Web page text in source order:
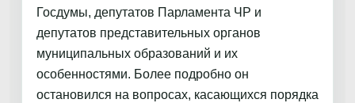
Госдумы, депутатов Парламента ЧР и
депутатов представительных органов
муниципальных образований и их
особенностями. Более подробно он
остановился на вопросах, касающихся порядка